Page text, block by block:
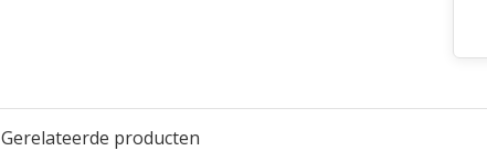
Gerelateerde producten